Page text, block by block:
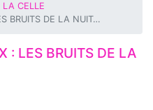
LA CELLE
BRUITS DE LA NUIT…
: LES BRUITS DE LA